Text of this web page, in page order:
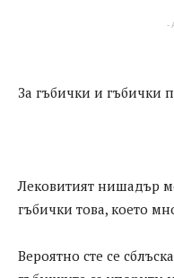
-
За гъбички и гъбички
Лековитият нишадър
гъбички това, което
Вероятно сте се